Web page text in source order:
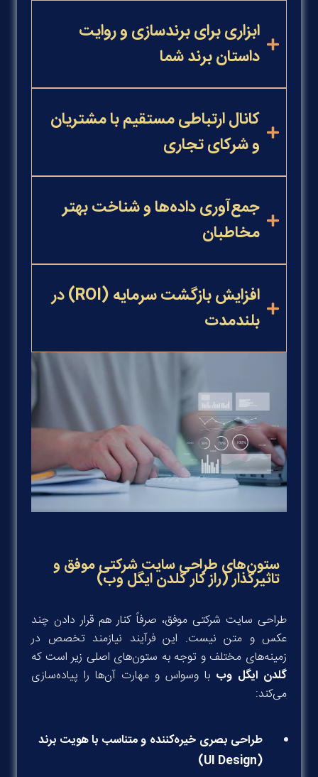
ابزاری برای برندسازی و روایت
داستان برند شما
کانال ارتباطی مستقیم با مشتریان
و شرکای تجاری
جمع‌آوری داده‌ها و شناخت بهتر
مخاطبان
افزایش بازگشت سرمایه (ROI) در
بلندمدت
ستون‌های طراحی سایت شرکتی موفق و
تاثیرگذار (راز کار گلدن ایگل وب)
طراحی سایت شرکتی موفق، صرفاً کنار هم قرار دادن چند
عکس و متن نیست. این فرآیند نیازمند تخصص در
زمینه‌های مختلف و توجه به ستون‌های اصلی زیر است که
گلدن ایگل وب با وسواس و مهارت آن‌ها را پیاده‌سازی
می‌کند:
طراحی بصری خیره‌کننده و متناسب با هویت برند
(UI Design)